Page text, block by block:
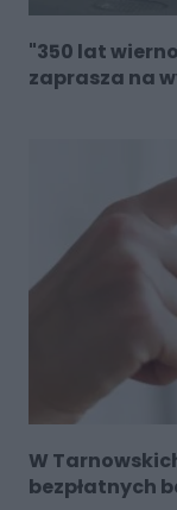
"350 lat
zaprasza na
W
bezpłatnych